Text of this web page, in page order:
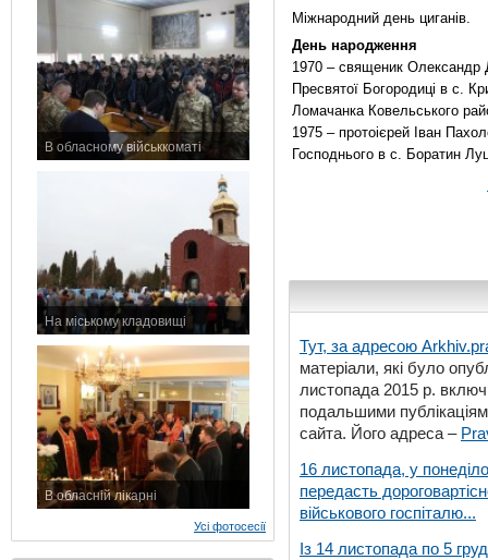
В обласному військкоматі
На міському кладовищі
В обласній лікарні
Усі фотосесії
Міжнародний день циганів.
День народження
1970 – священик Олександр
Пресвятої Богородиці в с.
Ломачанка Ковельського
1975 – протоієрей Іван
Господнього в с. Боратин
Тут, за адресою
матеріали, які було
листопада 2015 р.
подальшими
сайта. Його адреса –
16 листопада, у
передасть
військового госпіталю...
Із 14 листопада по 5